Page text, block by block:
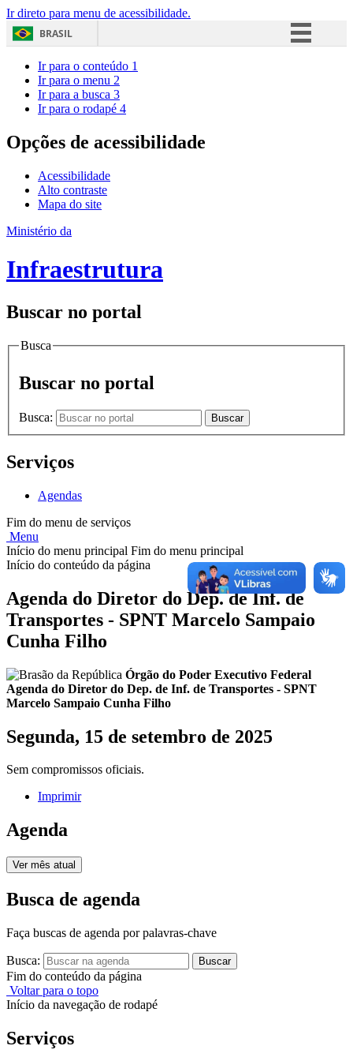
Ir direto para menu de acessibilidade.
BRASIL
Acesso à informação
Ir para o conteúdo 1
Ir para o menu 2
Ir para a busca 3
Ir para o rodapé 4
Opções de acessibilidade
Acessibilidade
Alto contraste
Mapa do site
Ministério da
Infraestrutura
Buscar no portal
Busca
Buscar no portal
Busca: Buscar
Serviços
Agendas
Fim do menu de serviços
Menu
Início do menu principal Fim do menu principal
Início do conteúdo da página
Agenda do Diretor do Dep. de Inf. de
Transportes - SPNT Marcelo Sampaio
Cunha Filho
Órgão do Poder Executivo Federal
Agenda do Diretor do Dep. de Inf. de Transportes - SPNT
Marcelo Sampaio Cunha Filho
Segunda, 15 de setembro de 2025
Sem compromissos oficiais.
Imprimir
Agenda
Ver mês atual
Busca de agenda
Faça buscas de agenda por palavras-chave
Busca: Buscar
Fim do conteúdo da página
Voltar para o topo
Início da navegação de rodapé
Serviços